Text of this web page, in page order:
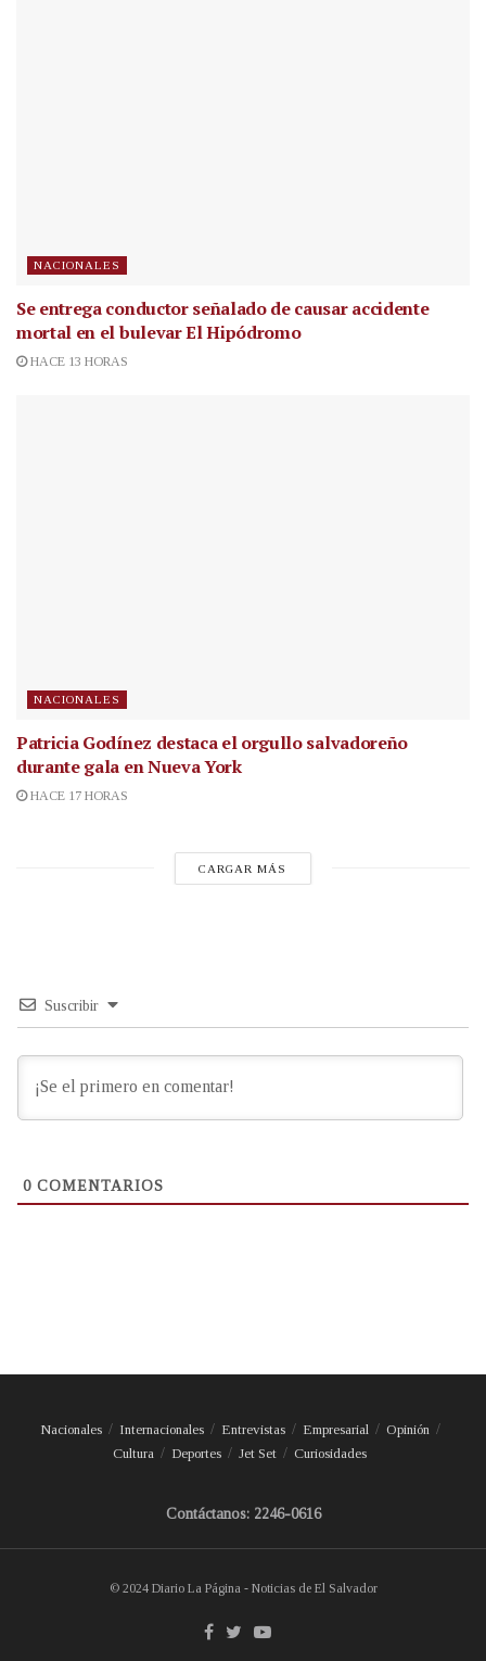
NACIONALES
Se entrega conductor señalado de causar accidente
mortal en el bulevar El Hipódromo
HACE 13 HORAS
NACIONALES
Patricia Godínez destaca el orgullo salvadoreño
durante gala en Nueva York
HACE 17 HORAS
CARGAR MÁS
Suscribir
0 COMENTARIOS
Nacionales Internacionales Entrevistas Empresarial
Opinión
Cultura
Deportes Jet Set Curiosidades
Contáctanos: 2246-0616
© 2024 Diario La Página - Noticias de El Salvador